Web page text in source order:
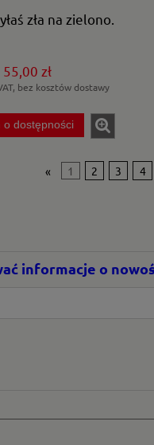
zła na zielono.
55,00 zł
bez kosztów dostawy
o dostępności
« 1 2 3 4
informacje o